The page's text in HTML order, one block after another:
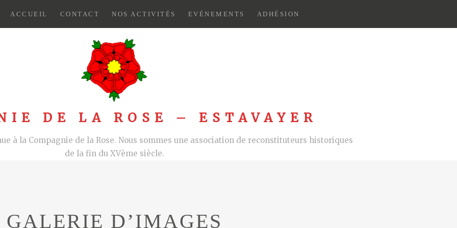
ACCUEIL CONTACT NOS ACTIVITÉS EVÉNEMENTS ADHÉSION
DE LA ROSE – ESTAVAYER
à la Compagnie de la Rose. Nous sommes une association de reconstituteurs historiques
de la fin du XVème siècle.
GALERIE D’IMAGES